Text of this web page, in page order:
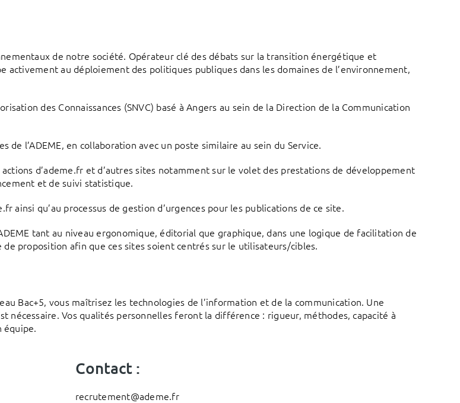
de notre société. Opérateur clé des débats sur la transition énergétique et
activement au déploiement des politiques publiques dans les domaines de l’environnement,
des Connaissances (SNVC) basé à Angers au sein de la Direction de la Communication
l’ADEME, en collaboration avec un poste similaire au sein du Service.
d’ademe.fr et d’autres sites notamment sur le volet des prestations de développement
et de suivi statistique.
ainsi qu’au processus de gestion d’urgences pour les publications de ce site.
tant au niveau ergonomique, éditorial que graphique, dans une logique de facilitation de
proposition afin que ces sites soient centrés sur le utilisateurs/cibles.
Bac+5, vous maîtrisez les technologies de l’information et de la communication. Une
nécessaire. Vos qualités personnelles feront la différence : rigueur, méthodes, capacité à
équipe.
Contact :
recrutement@ademe.fr